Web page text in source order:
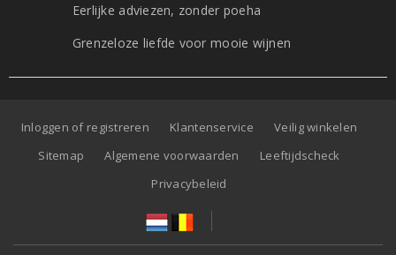
Eerlijke adviezen, zonder poeha
Grenzeloze liefde voor mooie wijnen
Inloggen of registreren Klantenservice
Veilig winkelen
Sitemap
Algemene voorwaarden
Leeftijdscheck
Privacybeleid